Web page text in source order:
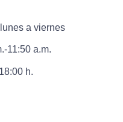
a viernes
11:50 a.m.
h.